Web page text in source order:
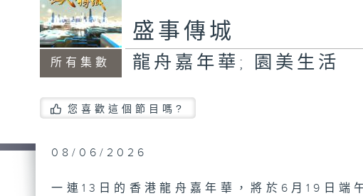
動漫
盛會
所有集數
盛事傳城
龍舟嘉年華; 園美生活
您喜歡這個節目嗎?
08/06/2026
一連13日的香港龍舟嘉年華，將於6月19日端